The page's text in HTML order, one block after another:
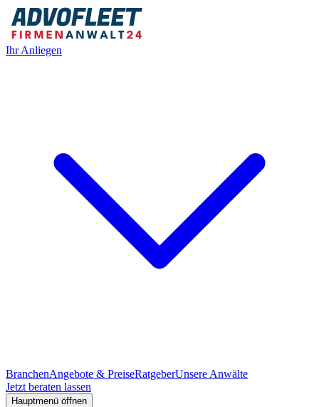
Ihr Anliegen
BranchenAngebote & PreiseRatgeberUnsere Anwälte
Jetzt beraten lassen
Hauptmenü öffnen